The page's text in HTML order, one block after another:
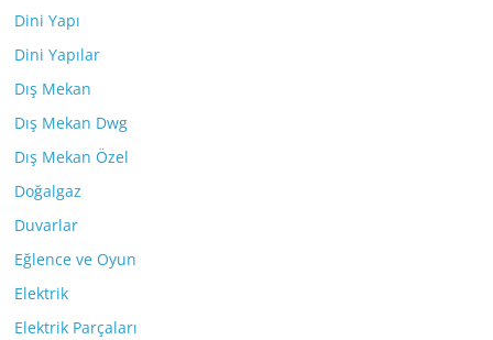
Dini Yapı
Dini Yapılar
Dış Mekan
Dış Mekan Dwg
Dış Mekan Özel
Doğalgaz
Duvarlar
Eğlence ve Oyun
Elektrik
Elektrik Parçaları